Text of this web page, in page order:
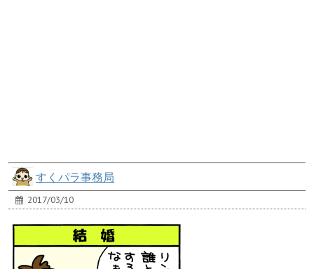
すくパラ事務局
2017/03/10